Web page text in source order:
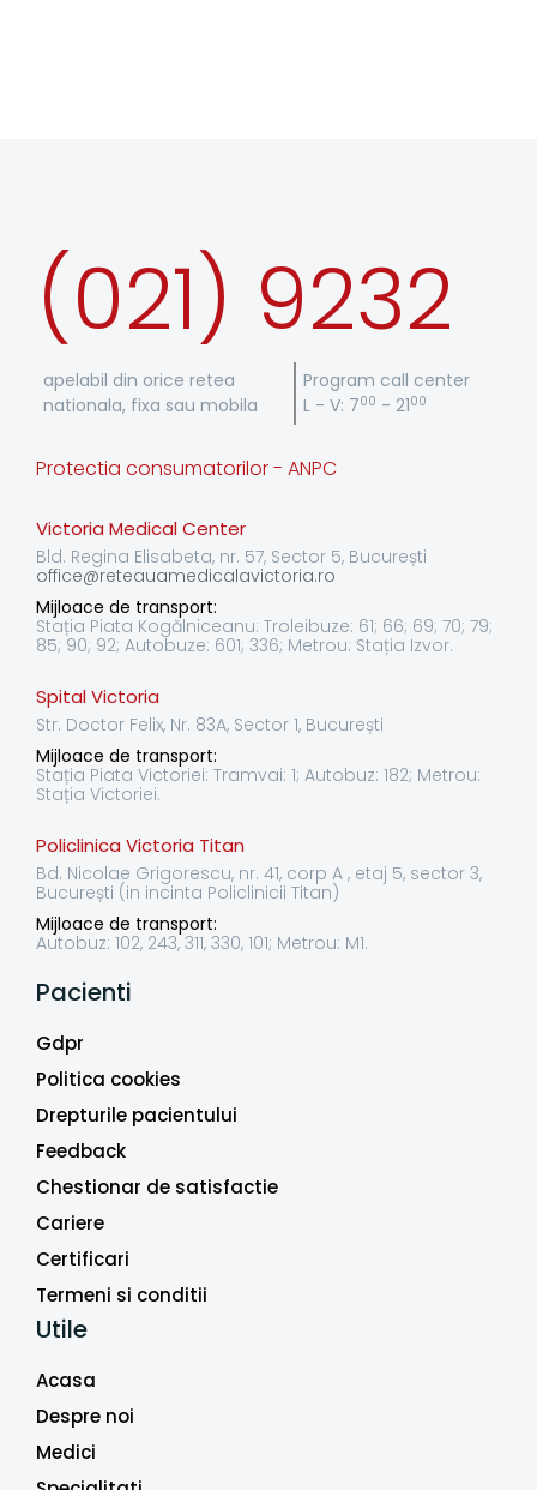
(021) 9232
apelabil din orice retea
nationala, fixa sau mobila
Program call center
L - V: 700 - 2100
Protectia consumatorilor - ANPC
Victoria Medical Center
Bld. Regina Elisabeta, nr. 57, Sector 5, București
office@reteauamedicalavictoria.ro
Mijloace de transport:
Stația Piata Kogălniceanu: Troleibuze: 61; 66; 69; 70; 79;
85; 90; 92; Autobuze: 601; 336; Metrou: Stația Izvor.
Spital Victoria
Str. Doctor Felix, Nr. 83A, Sector 1, București
Mijloace de transport:
Stația Piata Victoriei: Tramvai: 1; Autobuz: 182; Metrou:
Stația Victoriei.
Policlinica Victoria Titan
Bd. Nicolae Grigorescu, nr. 41, corp A , etaj 5, sector 3,
București (in incinta Policlinicii Titan)
Mijloace de transport:
Autobuz: 102, 243, 311, 330, 101; Metrou: M1.
Pacienti
Gdpr
Politica cookies
Drepturile pacientului
Feedback
Chestionar de satisfactie
Cariere
Certificari
Termeni si conditii
Utile
Acasa
Despre noi
Medici